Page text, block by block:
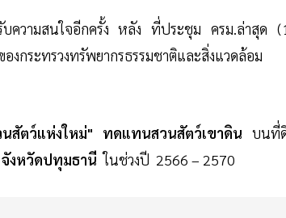
บความสนใจอีกครั้ง หลัง ที่ประชุม ครม.ล่าสุด
กระทรวงทรัพยากรธรรมชาติและสิ่งแวดล้อม
นสัตว์แห่งใหม่" ทดแทนสวนสัตว์เขาดินบนที่
จังหวัดปทุมธานี ในช่วงปี 2566 – 2570